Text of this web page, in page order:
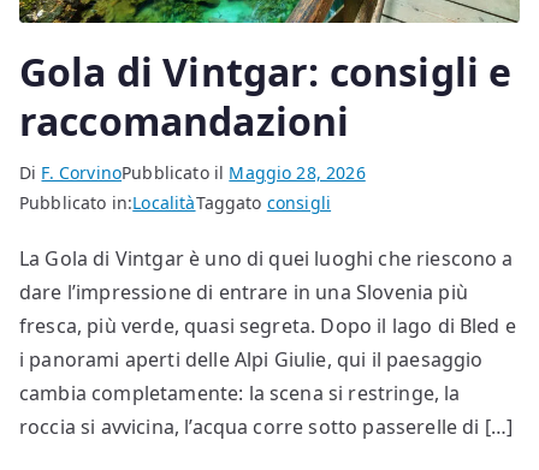
Gola di Vintgar: consigli e
raccomandazioni
Di F. CorvinoPubblicato il Maggio 28, 2026
Pubblicato in:LocalitàTaggato consigli
La Gola di Vintgar è uno di quei luoghi che riescono a
dare l’impressione di entrare in una Slovenia più
fresca, più verde, quasi segreta. Dopo il lago di Bled e
i panorami aperti delle Alpi Giulie, qui il paesaggio
cambia completamente: la scena si restringe, la
roccia si avvicina, l’acqua corre sotto passerelle di […]